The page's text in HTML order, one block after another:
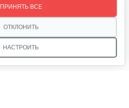
НАСТРОИТЬ
ОТКЛОНИТЬ
ПРИНЯТЬ ВСЕ